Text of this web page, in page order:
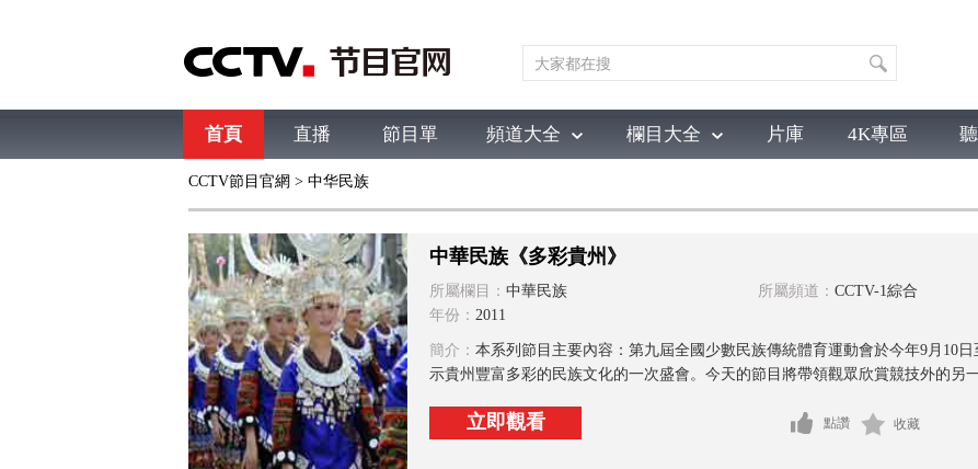
首頁 直播 節目單 頻道大全 欄目大全
綜合 新聞 財經 綜藝
片庫 4K專區
CCTV節目官網 > 中华民族
中華民族《多彩貴州》
所屬欄目： 中華民族 所屬頻道： CCTV-1綜合
年份： 2011
簡介： 本系列節目主要內容：第九屆全國少數民族傳統體育運動會於今年9月10
示貴州豐富多彩的民族文化的一次盛會。今天的節目將帶領觀眾欣賞競技外的另
立即觀看 點讚 收藏